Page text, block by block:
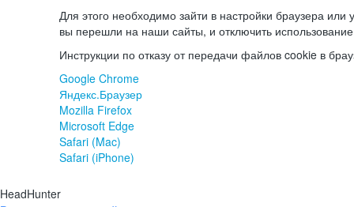
Для этого необходимо зайти в настройки браузера или
вы перешли на наши сайты, и отключить
Инструкции по отказу от передачи файлов cookie в
Google Chrome
Яндекс.Браузер
Mozilla Firefox
Microsoft Edge
Safari (Mac)
Safari (iPhone)
HeadHunter